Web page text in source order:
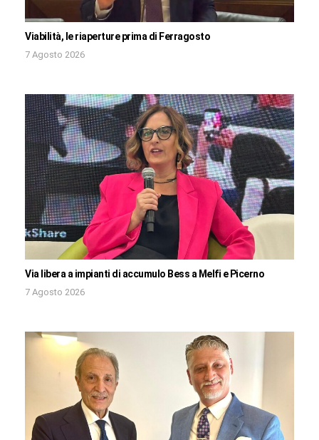
Viabilità, le riaperture prima di Ferragosto
7 Agosto 2026
Via libera a impianti di accumulo Bess a Melfi e Picerno
7 Agosto 2026